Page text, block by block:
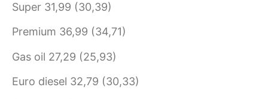
Super 31,99 (30,39)
Premium 36,99 (34,71)
Gas oil 27,29 (25,93)
Euro diesel 32,79 (30,33)